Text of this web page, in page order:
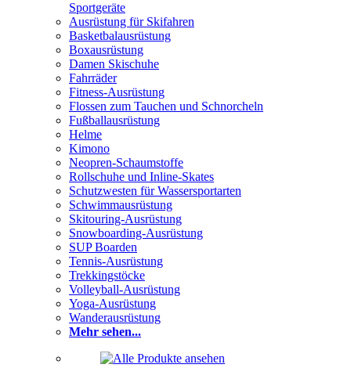
Sportgeräte
Ausrüstung für Skifahren
Basketbalausrüstung
Boxausrüstung
Damen Skischuhe
Fahrräder
Fitness-Ausrüstung
Flossen zum Tauchen und Schnorcheln
Fußballausrüstung
Helme
Kimono
Neopren-Schaumstoffe
Rollschuhe und Inline-Skates
Schutzwesten für Wassersportarten
Schwimmausrüstung
Skitouring-Ausrüstung
Snowboarding-Ausrüstung
SUP Boarden
Tennis-Ausrüstung
Trekkingstöcke
Volleyball-Ausrüstung
Yoga-Ausrüstung
Wanderausrüstung
Mehr sehen...